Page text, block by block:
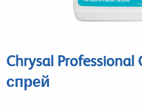
Chrysal Professional
спрей